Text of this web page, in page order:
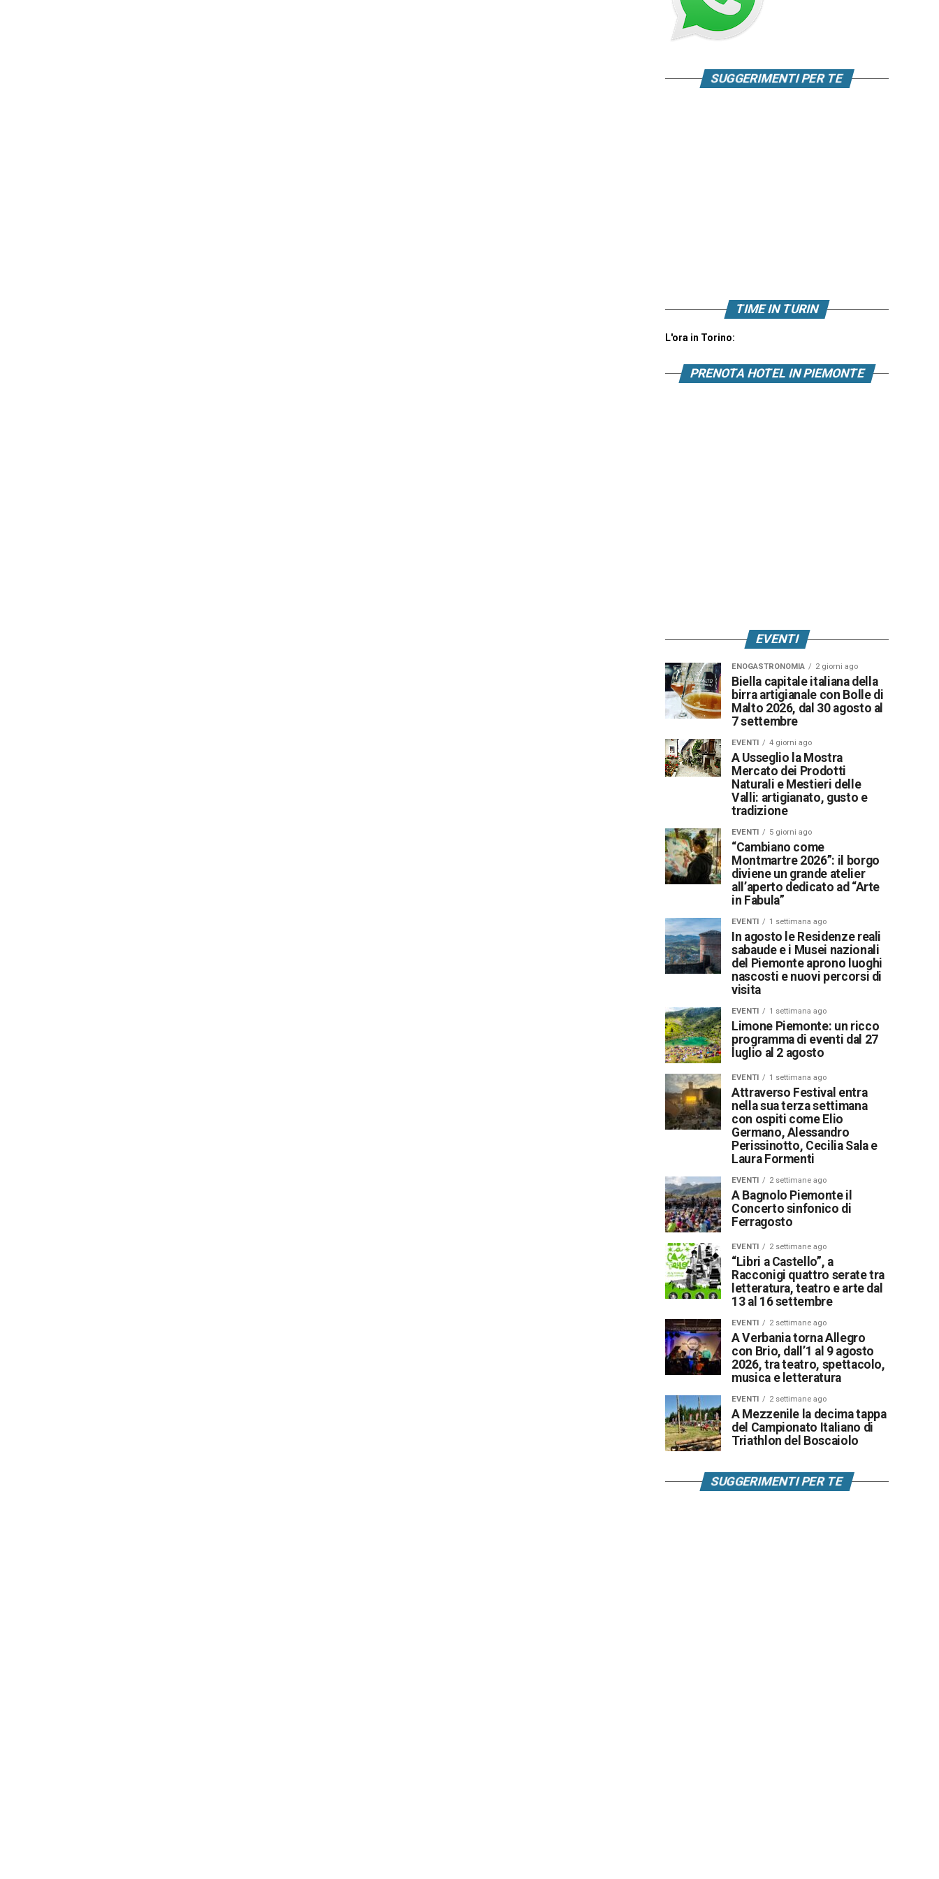
SUGGERIMENTI PER TE
TIME IN TURIN
L'ora in Torino:
PRENOTA HOTEL IN PIEMONTE
EVENTI
ENOGASTRONOMIA 2 giorni ago
Biella capitale italiana della
birra artigianale con Bolle di
Malto 2026, dal 30 agosto al
7 settembre
EVENTI 4 giorni ago
A Usseglio la Mostra
Mercato dei Prodotti
Naturali e Mestieri delle
Valli: artigianato, gusto e
tradizione
EVENTI 5 giorni ago
“Cambiano come
Montmartre 2026”: il borgo
diviene un grande atelier
all’aperto dedicato ad “Arte
in Fabula”
EVENTI 1 settimana ago
In agosto le Residenze reali
sabaude e i Musei nazionali
del Piemonte aprono luoghi
nascosti e nuovi percorsi di
visita
EVENTI 1 settimana ago
Limone Piemonte: un ricco
programma di eventi dal 27
luglio al 2 agosto
EVENTI 1 settimana ago
Attraverso Festival entra
nella sua terza settimana
con ospiti come Elio
Germano, Alessandro
Perissinotto, Cecilia Sala e
Laura Formenti
EVENTI 2 settimane ago
A Bagnolo Piemonte il
Concerto sinfonico di
Ferragosto
EVENTI 2 settimane ago
“Libri a Castello”, a
Racconigi quattro serate tra
letteratura, teatro e arte dal
13 al 16 settembre
EVENTI 2 settimane ago
A Verbania torna Allegro
con Brio, dall’1 al 9 agosto
2026, tra teatro, spettacolo,
musica e letteratura
EVENTI 2 settimane ago
A Mezzenile la decima tappa
del Campionato Italiano di
Triathlon del Boscaiolo
SUGGERIMENTI PER TE